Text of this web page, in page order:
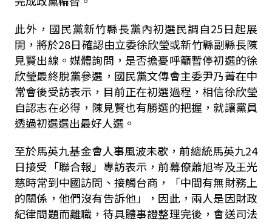
此外，國民黨新竹縣長黨內初選民調自25日起展
開，將於28日確認由立委徐欣瑩或新竹縣副縣長陳
見賢出線。媒體詢問，是否擔憂呼籲暫停初選的徐
欣瑩最終脫黨參選，國民黨文傳會主委尹乃菁在中
常會後受訪表示，目前正在初選過程，相信徐欣瑩
自認志在必得，陳見賢也有勝選的把握，就讓黨員
透過初選選出最好人選。
至於馬英九基金會人事風波未歇，前總統馬英九24
日接受「聯合報」專訪表示，前幕僚蕭旭岑及王光
慈時常到中國訪問、接觸台商，「中間有無財務上
的關係，他們沒有告訴他」，因此，兩人是因財政
紀律問題而離職，待具體事證整理完後，會送司法